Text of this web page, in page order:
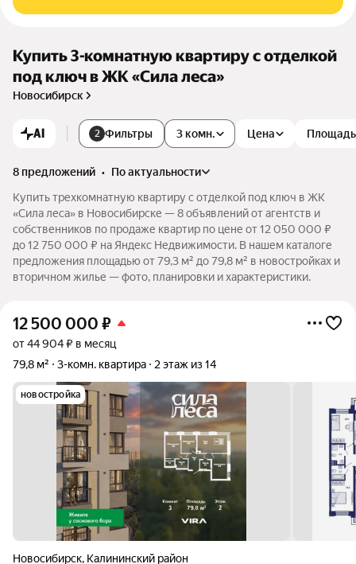
Купить 3-комнатную квартиру с отделкой
под ключ в ЖК «Сила леса»
Новосибирск
AI 2 Фильтры 3 комн. Цена Площадь
8 предложений •
по актуальности
Купить трехкомнатную квартиру с отделкой под ключ в ЖК
«Сила леса» в Новосибирске — 8 объявлений от агентств и
собственников по продаже квартир по цене от 12 050 000 ₽
до 12 750 000 ₽ на Яндекс Недвижимости. В нашем каталоге
предложения площадью от 79,3 м² до 79,8 м² в новостройках и
вторичном жилье — фото, планировки и характеристики.
12 500 000 ₽
от 44 904 ₽ в месяц
79,8 м²
3-комн. квартира 2 этаж из 14
новостройка
Новосибирск, Калининский район